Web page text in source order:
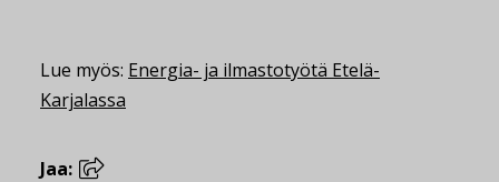
Lue myös: Energia- ja ilmastotyötä Etelä-
Karjalassa
Jaa: